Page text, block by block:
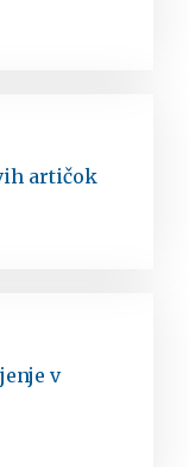
artičok
v